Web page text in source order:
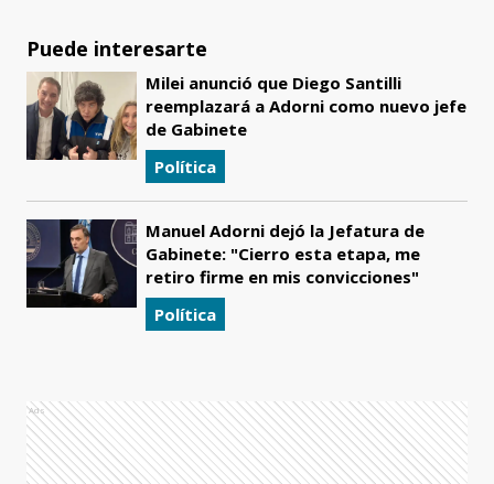
Puede interesarte
Milei anunció que Diego Santilli
reemplazará a Adorni como nuevo jefe
de Gabinete
Política
Manuel Adorni dejó la Jefatura de
Gabinete: "Cierro esta etapa, me
retiro firme en mis convicciones"
Política
Ads